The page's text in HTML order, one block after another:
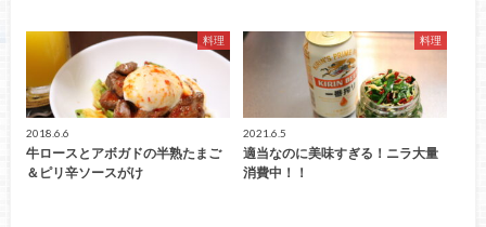
料理
2018.6.6
牛ロースとアボガドの半熟たまご
＆ピリ辛ソースがけ
料理
2021.6.5
適当なのに美味すぎる！ニラ大量
消費中！！